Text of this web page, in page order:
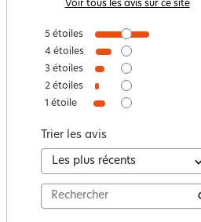
Voir tous les avis sur ce site
5 étoiles
4 étoiles
3 étoiles
2 étoiles
1 étoile
Trier les avis